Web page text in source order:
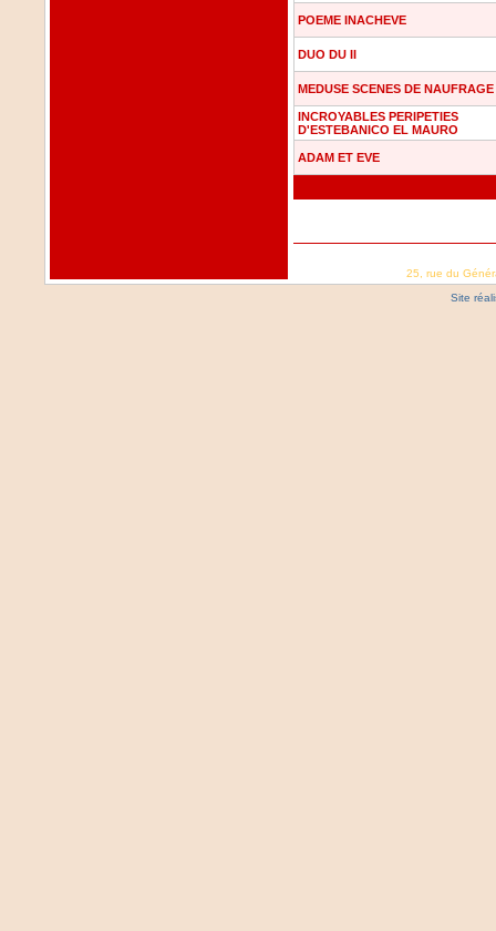
POEME INACHEVE
DUO DU II
MEDUSE SCENES DE NAUFRAGE
INCROYABLES PERIPETIES
D'ESTEBANICO EL MAURO
ADAM ET EVE
25, rue du
Site